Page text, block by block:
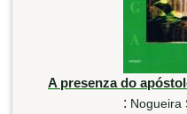
A presenza do
: Nogueira